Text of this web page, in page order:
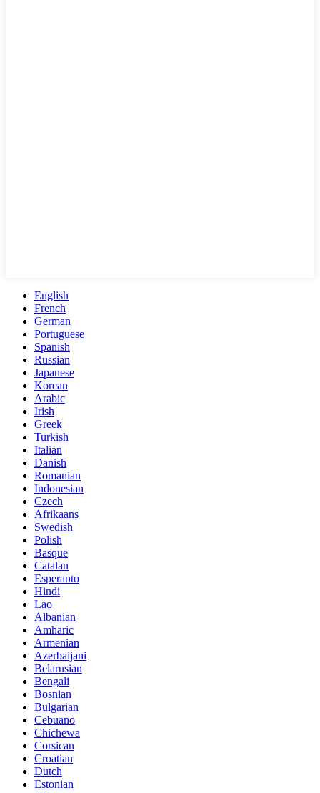
English
French
German
Portuguese
Spanish
Russian
Japanese
Korean
Arabic
Irish
Greek
Turkish
Italian
Danish
Romanian
Indonesian
Czech
Afrikaans
Swedish
Polish
Basque
Catalan
Esperanto
Hindi
Lao
Albanian
Amharic
Armenian
Azerbaijani
Belarusian
Bengali
Bosnian
Bulgarian
Cebuano
Chichewa
Corsican
Croatian
Dutch
Estonian